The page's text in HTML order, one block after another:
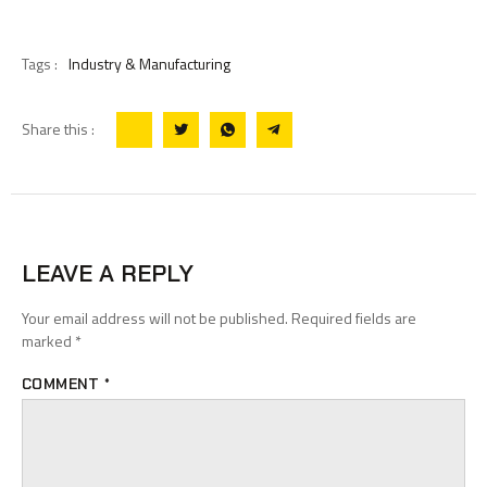
Tags : Industry & Manufacturing
Share this :
LEAVE A REPLY
Your email address will not be published. Required fields are
marked *
COMMENT*